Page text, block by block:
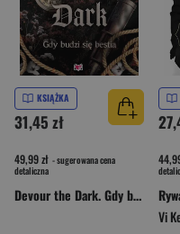
KSIĄŻKA
31,45 zł
49,99 zł - sugerowana cena
detaliczna
Devour the Dark. Gdy budzi się bestia. Devourer. Tom 2
Vi